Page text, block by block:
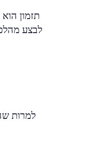
תזמון
לבצע
למרות